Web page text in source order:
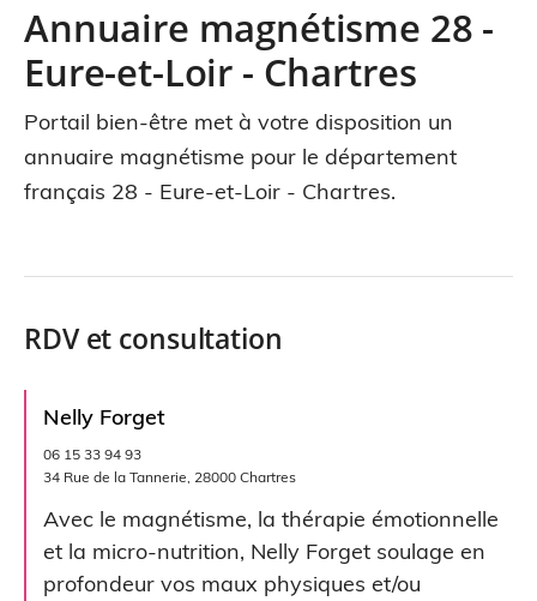
Annuaire magnétisme 28 -
Eure-et-Loir - Chartres
Portail bien-être met à votre disposition un
annuaire magnétisme pour le département
français 28 - Eure-et-Loir - Chartres.
RDV et consultation
Nelly Forget
06 15 33 94 93
34 Rue de la Tannerie, 28000 Chartres
Avec le magnétisme, la thérapie émotionnelle
et la micro-nutrition, Nelly Forget soulage en
profondeur vos maux physiques et/ou